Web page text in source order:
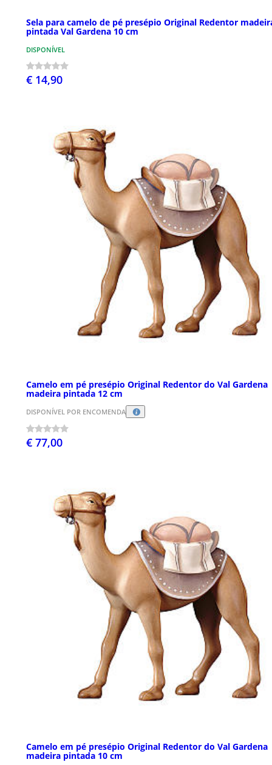
Sela para camelo de pé presépio Original Redentor
pintada Val Gardena 10 cm
DISPONÍVEL
€ 14,90
Camelo em pé presépio Original Redentor do Val Gardena
madeira pintada 12 cm
DISPONÍVEL POR ENCOMENDA
€ 77,00
Camelo em pé presépio Original Redentor do Val Gardena
madeira pintada 10 cm